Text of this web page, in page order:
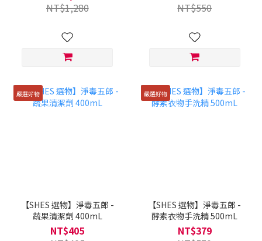
NT$1,280
NT$550
嚴選好物
【SHES 選物】淨毒五郎 -
蔬果清潔劑 400mL
NT$405
嚴選好物
【SHES 選物】淨毒五郎 -
酵素衣物手洗精 500mL
NT$379